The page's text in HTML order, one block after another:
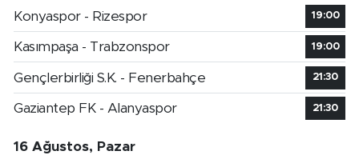
Konyaspor - Rizespor
19:00
Kasımpaşa - Trabzonspor 19:00
Gençlerbirliği S.K. - Fenerbahçe 21:30
Gaziantep FK - Alanyaspor 21:30
16 Ağustos, Pazar